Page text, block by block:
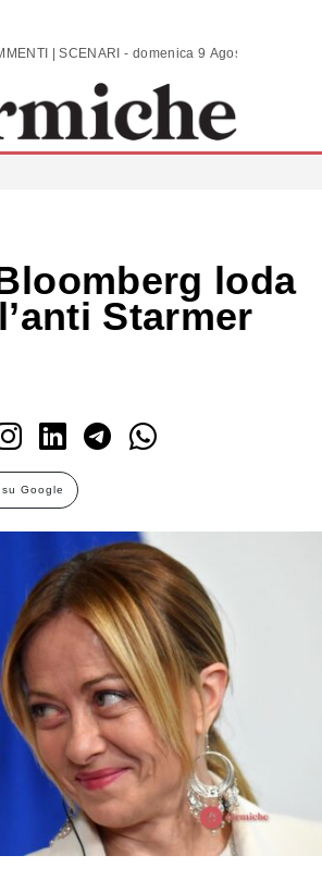
ANALISI | COMMENTI | SCENARI - domenica 9 Agosto 2026
loda
Starmer
Google